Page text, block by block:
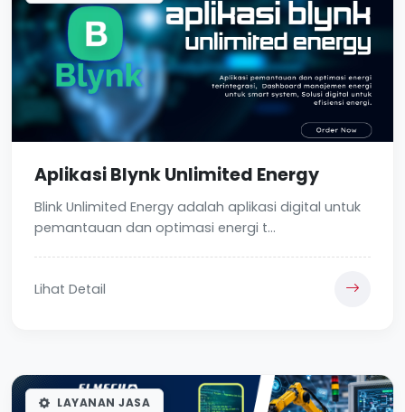
Aplikasi Blynk Unlimited Energy
Blink Unlimited Energy adalah aplikasi digital untuk
pemantauan dan optimasi energi t...
Lihat Detail
LAYANAN JASA